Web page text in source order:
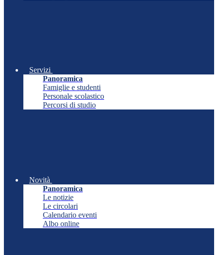
Servizi
Panoramica
Famiglie e studenti
Personale scolastico
Percorsi di studio
Novità
Panoramica
Le notizie
Le circolari
Calendario eventi
Albo online